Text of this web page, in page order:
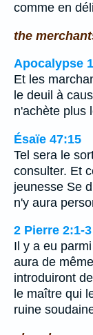
comme en
the
Apocalypse
Et les
le deuil à
n'achète plus
Ésaïe 47:15
Tel sera le
consulter. Et
jeunesse Se
n'y aura
2 Pierre 2:1-3
Il y a eu
aura de
introduiront
le maître qui
ruine